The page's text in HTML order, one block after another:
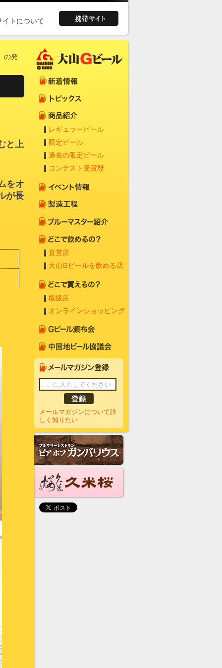
イトについて
の発
と上
をオ
が長
レギュラービール
限定ビール
過去の限定ビール
コンテスト受賞歴
直営店
大山Gビールを飲める店
取扱店
オンラインショッピング
メールマガジンについて詳
しく知りたい